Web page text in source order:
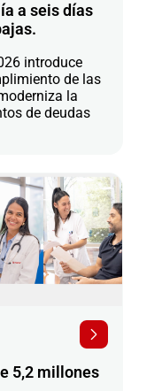
a seis días
introduce
de las
la
de deudas
5,2 millones